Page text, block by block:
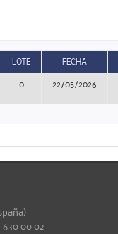
LOTE FECHA
0 22/05/2026
630 00 02